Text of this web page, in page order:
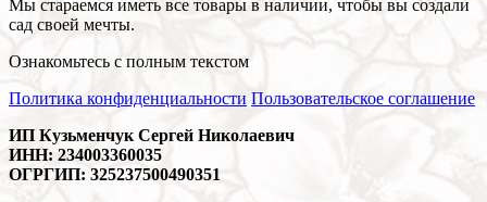
Мы стараемся иметь все товары в наличии, чтобы вы создали
сад своей мечты.
Ознакомьтесь с полным текстом
Политика конфиденциальности Пользовательское соглашение
ИП Кузьменчук Сергей Николаевич
ИНН: 234003360035
ОГРГИП: 325237500490351